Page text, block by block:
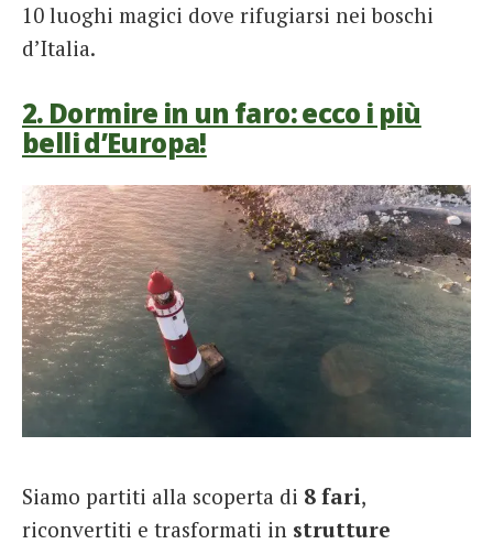
10 luoghi magici dove rifugiarsi nei boschi
d’Italia.
2. Dormire in un faro: ecco i più
belli d’Europa!
Siamo partiti alla scoperta di 8 fari,
riconvertiti e trasformati in strutture